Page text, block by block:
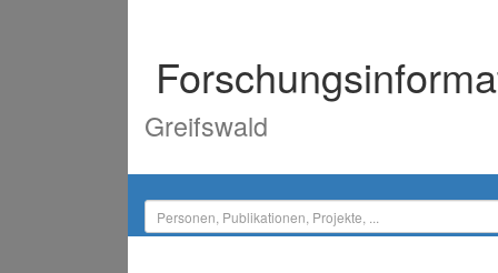
Greifswald